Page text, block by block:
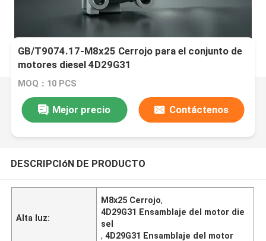
GB/T9074.17-M8x25 Cerrojo para el conjunto de
motores diesel 4D29G31
MOQ：10 PCS
Mejor precio Contáctenos
DESCRIPCIóN DE PRODUCTO
Alta luz:
M8x25 Cerrojo,
4D29G31 Ensamblaje del motor die
sel
,4D29G31 Ensamblaje del motor